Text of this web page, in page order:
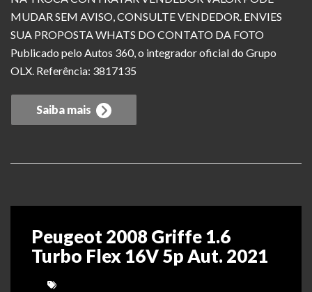
MUDAR SEM AVISO, CONSULTE VENDEDOR. ENVIES
SUA PROPOSTA WHATS DO CONTATO DA FOTO
Publicado pelo Autos 360, o integrador oficial do Grupo
OLX. Referência: 3817135
Saiba mais
Peugeot 2008 Griffe 1.6
Turbo Flex 16V 5p Aut. 2021